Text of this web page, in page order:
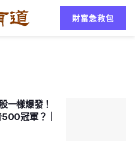
財富急救包
一樣爆發！
冠軍？｜